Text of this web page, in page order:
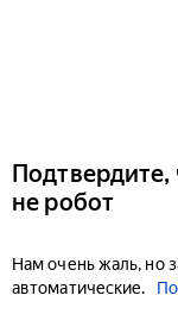
Подтвердите,
не робот
Нам очень жаль, но
автоматические.